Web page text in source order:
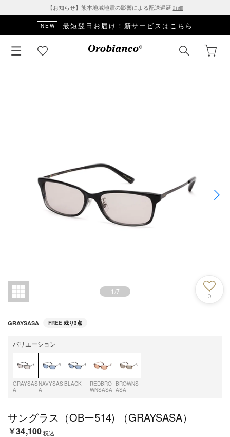
【お知らせ】熊本地域地震の影響による配送遅延 詳細
NEW 最短翌日お届け！新サービスはこちら
1/7
0
GRAYSASA FREE 残り3点
バリエーション
GRAYSAS
A
NAVYSAS
A
BLACK
REDBRO
WNSASA
BROWNS
ASA
サングラス（OBー514) （GRAYSASA）
￥34,100税込